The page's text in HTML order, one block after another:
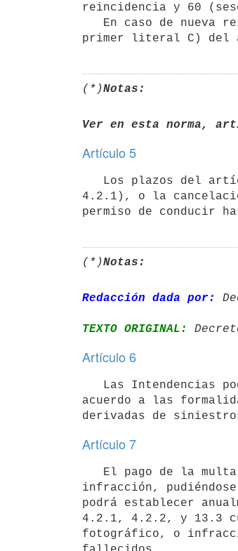
reincidencia y 60
(*)Notas:
Ver en esta norma,
Artículo 5
4.2.1), o la
permiso de conducir
(*)Notas:
Redacción dada por:
TEXTO ORIGINAL:
Artículo 6
acuerdo a las
Artículo 7
infracción,
podrá establecer
4.2.1, 4.2.2, y 13.3
fotográfico, o